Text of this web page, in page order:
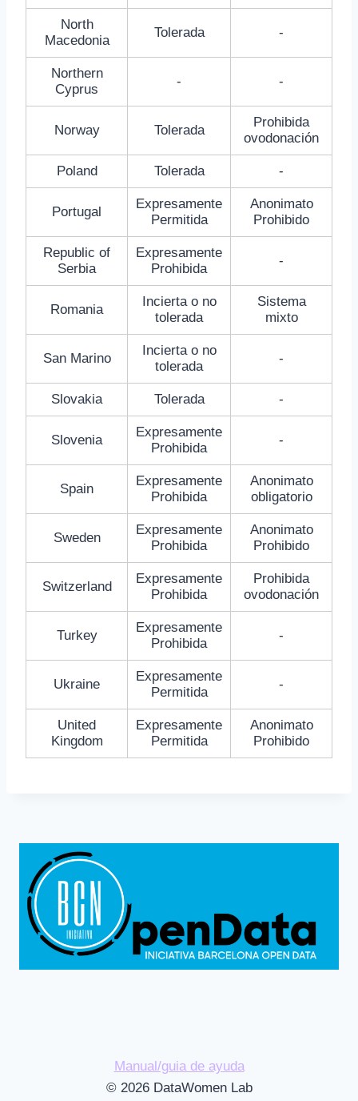
North
Macedonia
Tolerada -
Northern
Cyprus
- -
Norway Tolerada
Prohibida
ovodonación
Poland Tolerada -
Portugal
Expresamente
Permitida
Anonimato
Prohibido
Republic of
Serbia
Expresamente
Prohibida
-
Romania
Incierta o no
tolerada
Sistema
mixto
San Marino
Incierta o no
tolerada
-
Slovakia Tolerada -
Slovenia
Expresamente
Prohibida
-
Spain
Expresamente
Prohibida
Anonimato
obligatorio
Sweden
Expresamente
Prohibida
Anonimato
Prohibido
Switzerland
Expresamente
Prohibida
Prohibida
ovodonación
Turkey
Expresamente
Prohibida
-
Ukraine
Expresamente
Permitida
-
United
Kingdom
Expresamente
Permitida
Anonimato
Prohibido
Manual/guia de ayuda
© 2026 DataWomen Lab